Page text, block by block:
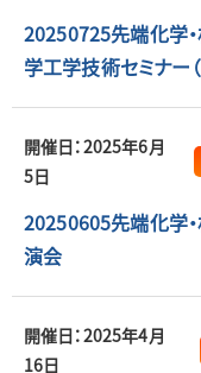
20250725先端化学
学工学技術セミナー（
開催日：2025年6月
5日
20250605先端化学
演会
開催日：2025年4月
16日